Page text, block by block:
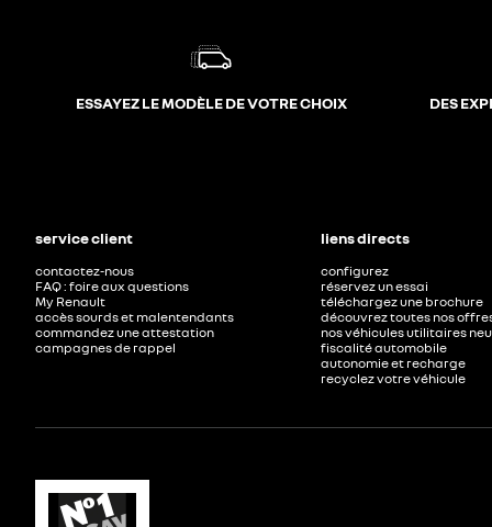
ESSAYEZ LE MODÈLE DE VOTRE CHOIX DES
service client
contactez-nous
FAQ : foire aux questions
My Renault
accès sourds et malentendants
commandez une attestation
campagnes de rappel
liens directs
configurez
réservez un essai
téléchargez une brochure
découvrez toutes nos
nos véhicules utilitaires
fiscalité automobile
autonomie et recharge
recyclez votre véhicule